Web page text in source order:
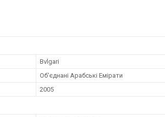
Bvlgari
Об'єднані Арабські Емірати
2005